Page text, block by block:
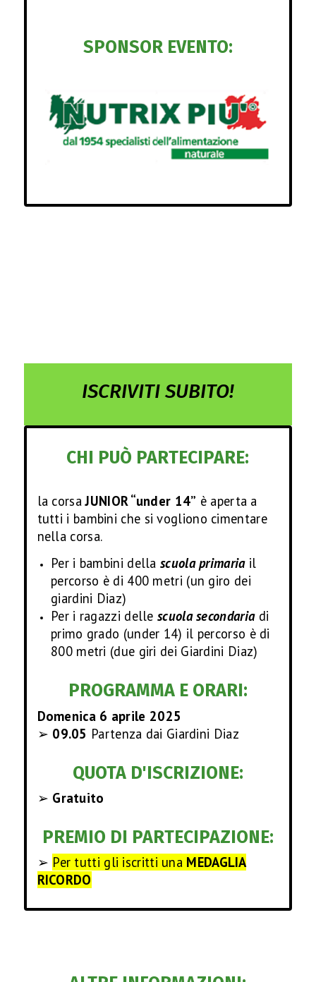
SPONSOR EVENTO:
ISCRIVITI SUBITO!
CHI PUÒ PARTECIPARE:
la corsaJUNIOR “under 14” è aperta a
tutti i bambini che si vogliono cimentare
nella corsa.
Per i bambini dellascuola primariail
percorso è di 400 metri (un giro dei
giardini Diaz)
Per i ragazzi dellescuola secondariadi
primo grado (under 14) il percorso è di
800 metri (due giri dei Giardini Diaz)
PROGRAMMA E ORARI:
Domenica 6 aprile 2025
➢ 09.05 Partenza dai Giardini Diaz
QUOTA D'ISCRIZIONE:
➢ Gratuito
PREMIO DI PARTECIPAZIONE:
➢ Per tutti gli iscritti una MEDAGLIA
RICORDO